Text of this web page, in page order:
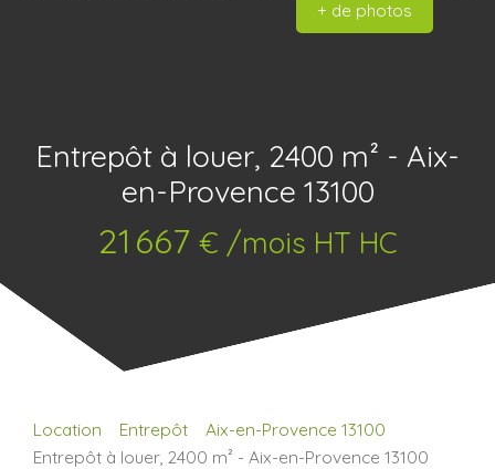
+ de photos
Entrepôt à louer, 2400 m² - Aix-
en-Provence 13100
21 667 € /mois HT HC
Location Entrepôt
Aix-en-Provence 13100
Entrepôt à louer, 2400 m² - Aix-en-Provence 13100